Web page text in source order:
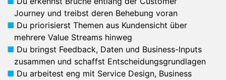
Journey und treibst deren Behebung voran
Du priorisierst Themen aus Kundensicht über
mehrere Value Streams hinweg
Du bringst Feedback, Daten und Business-Inputs
zusammen und schaffst Entscheidungsgrundlagen
Du arbeitest eng mit Service Design, Business